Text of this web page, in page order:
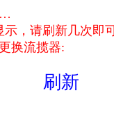
示，请刷新几次即
换流揽器:
刷新